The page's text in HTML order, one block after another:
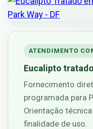
ATENDIMENTO
Eucalipto
Fornecimento
programada para
Orientação
finalidade de uso.